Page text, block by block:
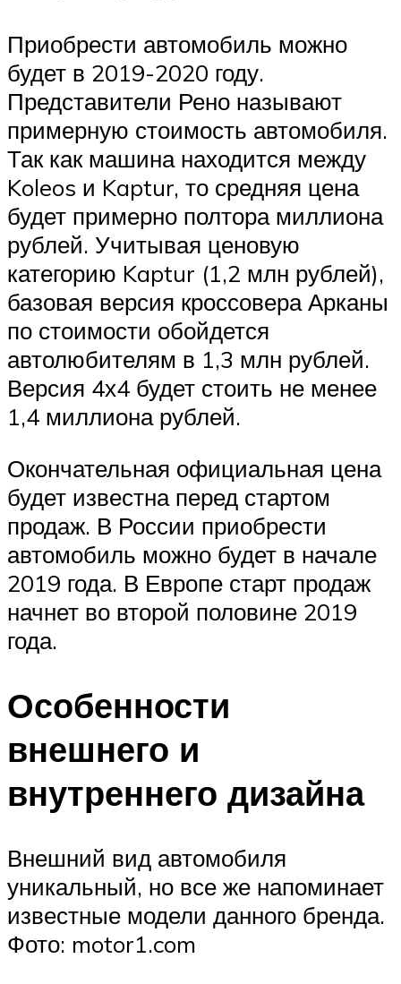
Приобрести автомобиль можно
будет в 2019-2020 году.
Представители Рено называют
примерную стоимость автомобиля.
Так как машина находится между
Koleos и Kaptur, то средняя цена
будет примерно полтора миллиона
рублей. Учитывая ценовую
категорию Kaptur (1,2 млн рублей),
базовая версия кроссовера Арканы
по стоимости обойдется
автолюбителям в 1,3 млн рублей.
Версия 4х4 будет стоить не менее
1,4 миллиона рублей.
Окончательная официальная цена
будет известна перед стартом
продаж. В России приобрести
автомобиль можно будет в начале
2019 года. В Европе старт продаж
начнет во второй половине 2019
года.
Особенности
внешнего и
внутреннего дизайна
Внешний вид автомобиля
уникальный, но все же напоминает
известные модели данного бренда.
Фото: motor1.com